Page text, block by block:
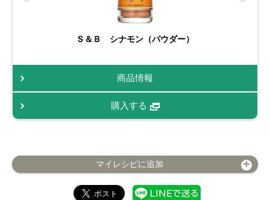
Ｓ＆Ｂ シナモン（パウダー）
商品情報
購入する
マイレシピに追加